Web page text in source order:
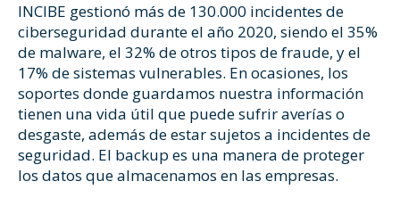
INCIBE gestionó más de 130.000 incidentes de
ciberseguridad durante el año 2020, siendo el 35%
de malware, el 32% de otros tipos de fraude, y el
17% de sistemas vulnerables. En ocasiones, los
soportes donde guardamos nuestra información
tienen una vida útil que puede sufrir averías o
desgaste, además de estar sujetos a incidentes de
seguridad. El backup es una manera de proteger
los datos que almacenamos en las empresas.